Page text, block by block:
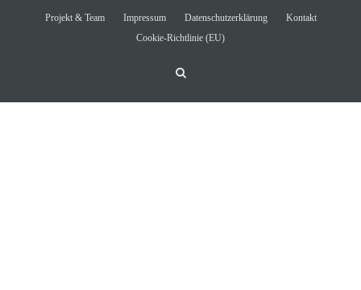
Projekt & Team Impressum Datenschutzerklärung
Kontakt
Cookie-Richtlinie (EU)